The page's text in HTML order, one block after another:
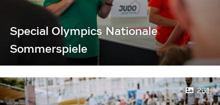
Special Olympics Nationale
Sommerspiele
261